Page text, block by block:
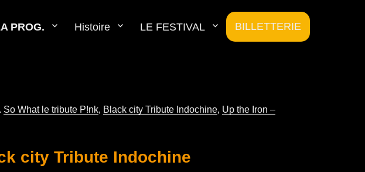
PROG. Histoire LE FESTIVAL BILLETTERIE
So What le tribute P!nk, Black city Tribute Indochine, Up the Iron –
city Tribute Indochine